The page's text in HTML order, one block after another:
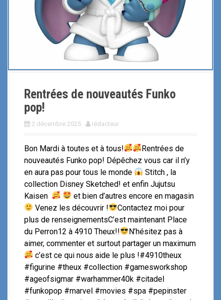
Rentrées de nouveautés Funko
pop!
2 décembre 2025 rédacteur
Bon Mardi à toutes et à tous!
Rentrées de
nouveautés Funko pop! Dépêchez vous car il n’y
en aura pas pour tous le monde
Stitch , la
collection Disney Sketched! et enfin Jujutsu
Kaisen
et bien d’autres encore en magasin
Venez les découvrir !
Contactez moi pour
plus de renseignementsC’est maintenant Place
du Perron12 à 4910 Theux!!
N’hésitez pas à
aimer, commenter et surtout partager un maximum
c’est ce qui nous aide le plus !#4910theux
#figurine #theux #collection #gamesworkshop
#ageofsigmar #warhammer40k #citadel
#funkopop #marvel #movies #spa #pepinster